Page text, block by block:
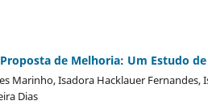
de Melhoria: Um Estudo
Marinho, Isadora Hacklauer Fernandes,
Dias